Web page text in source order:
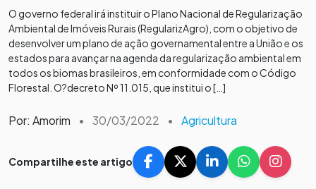
O governo federal irá instituir o Plano Nacional de Regularização
Ambiental de Imóveis Rurais (RegularizAgro), com o objetivo de
desenvolver um plano de ação governamental entre a União e os
estados para avançar na agenda da regularização ambiental em
todos os biomas brasileiros, em conformidade com o Código
Florestal. O?decreto Nº 11.015, que institui o […]
Por: Amorim • 30/03/2022 • Agricultura
Compartilhe este artigo